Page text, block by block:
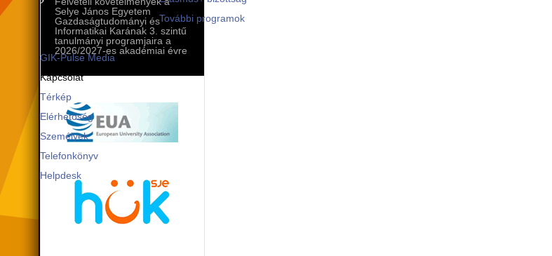
További programok
Kommunikáció és PR
GIK-Pulse Media
Kapcsolat
Térkép
Elérhetőség
Személyek
Telefonkönyv
Helpdesk
Selye János Egyetem
Gazdaságtudományi és
Informatikai Karának 3. szintű
tanulmányi programjaira a
2026/2027-es akadémiai évre